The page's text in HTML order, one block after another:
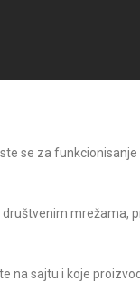
se za
sajtu i koje